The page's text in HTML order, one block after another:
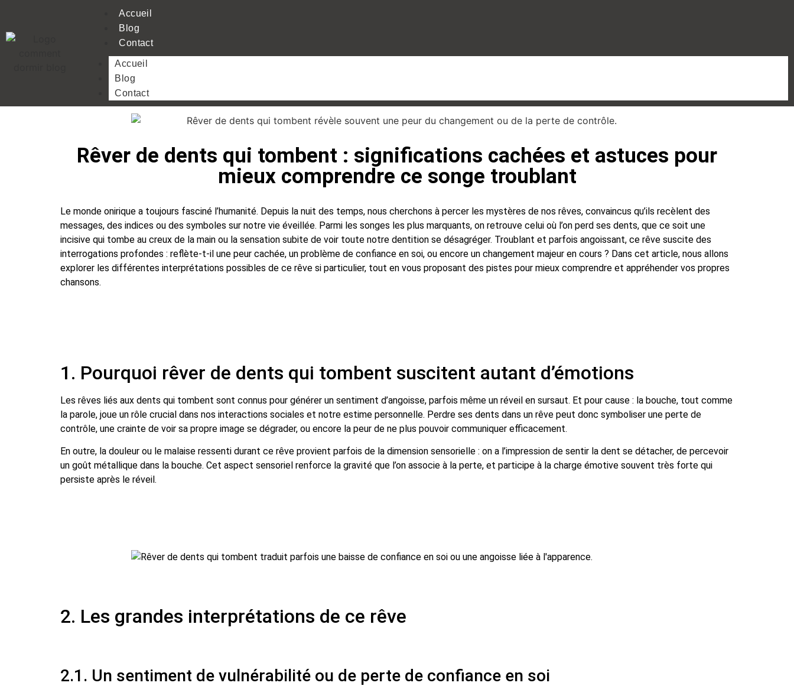
Accueil
Blog
Contact
Accueil
Blog
Contact
Rêver de dents qui tombent : significations cachées et astuces pour
mieux comprendre ce songe troublant
Le monde onirique a toujours fasciné l’humanité. Depuis la nuit des temps, nous cherchons à percer les mystères de nos rêves, convaincus qu’ils recèlent des
messages, des indices ou des symboles sur notre vie éveillée. Parmi les songes les plus marquants, on retrouve celui où l’on perd ses dents, que ce soit une
incisive qui tombe au creux de la main ou la sensation subite de voir toute notre dentition se désagréger. Troublant et parfois angoissant, ce rêve suscite des
interrogations profondes : reflète-t-il une peur cachée, un problème de confiance en soi, ou encore un changement majeur en cours ? Dans cet article, nous allons
explorer les différentes interprétations possibles de ce rêve si particulier, tout en vous proposant des pistes pour mieux comprendre et appréhender vos propres
chansons.
1. Pourquoi rêver de dents qui tombent suscitent autant d’émotions
Les rêves liés aux dents qui tombent sont connus pour générer un sentiment d’angoisse, parfois même un réveil en sursaut. Et pour cause : la bouche, tout comme
la parole, joue un rôle crucial dans nos interactions sociales et notre estime personnelle. Perdre ses dents dans un rêve peut donc symboliser une perte de
contrôle, une crainte de voir sa propre image se dégrader, ou encore la peur de ne plus pouvoir communiquer efficacement.
En outre, la douleur ou le malaise ressenti durant ce rêve provient parfois de la dimension sensorielle : on a l’impression de sentir la dent se détacher, de percevoir
un goût métallique dans la bouche. Cet aspect sensoriel renforce la gravité que l’on associe à la perte, et participe à la charge émotive souvent très forte qui
persiste après le réveil.
2. Les grandes interprétations de ce rêve
2.1. Un sentiment de vulnérabilité ou de perte de confiance en soi